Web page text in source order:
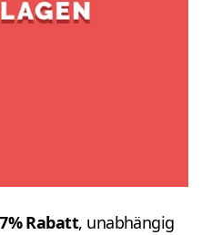
Rabatt, unabhängig